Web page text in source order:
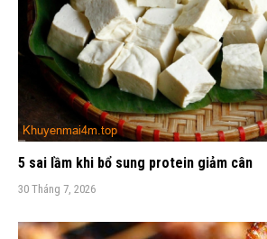
5 sai lầm khi bổ sung protein giảm cân
30 Tháng 7, 2026